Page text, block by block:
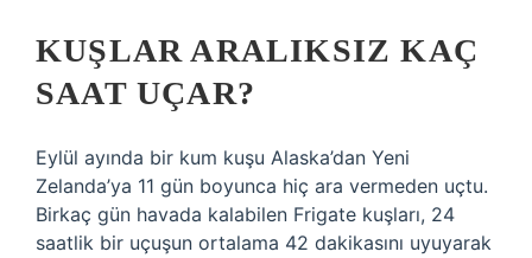
KUŞLAR ARALIKSIZ KAÇ
SAAT UÇAR?
Eylül ayında bir kum kuşu Alaska’dan Yeni
Zelanda’ya 11 gün boyunca hiç ara vermeden uçtu.
Birkaç gün havada kalabilen Frigate kuşları, 24
saatlik bir uçuşun ortalama 42 dakikasını uyuyarak